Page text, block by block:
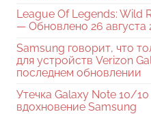
League Of Legends: Wild
— Обновлено 26 августа
Samsung говорит, что
для устройств Verizon
последнем обновлении
Утечка Galaxy Note 10/
вдохновение Samsung